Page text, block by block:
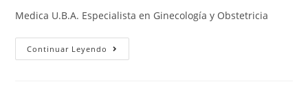
Medica U.B.A. Especialista en Ginecología y Obstetricia
Continuar Leyendo